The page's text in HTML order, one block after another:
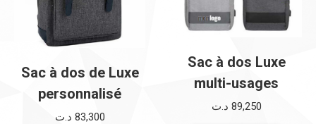
Sac à dos de Luxe
personnalisé
83,300 د.ت
Sac à dos Luxe
multi-usages
89,250 د.ت